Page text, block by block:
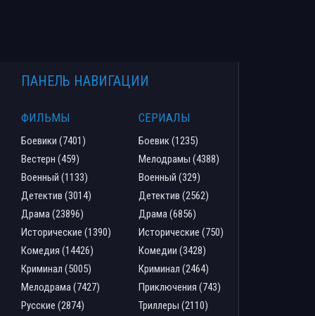
ПАНЕЛЬ НАВИГАЦИИ
ФИЛЬМЫ
Боевики (7401)
Вестерн (459)
Военный (1133)
Детектив (3014)
Драма (23896)
Исторические (1390)
Комедия (14426)
Криминал (5005)
Мелодрама (7427)
Русские (2874)
СЕРИАЛЫ
Боевик (1235)
Мелодрамы (4388)
Военный (329)
Детектив (2562)
Драма (6856)
Исторические (750)
Комедии (3428)
Криминал (2464)
Приключения (743)
Триллеры (2110)